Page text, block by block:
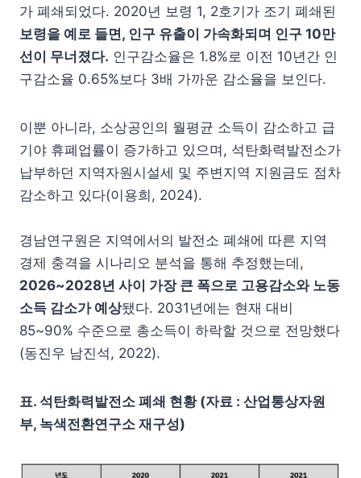
가 폐쇄되었다. 2020년 보령 1, 2호기가 조기 폐쇄된
보령을 예로 들면, 인구 유출이 가속화되며 인구 10만
선이 무너졌다. 인구감소율은 1.8%로 이전 10년간 인
구감소율 0.65%보다 3배 가까운 감소율을 보인다.
이뿐 아니라, 소상공인의 월평균 소득이 감소하고 급
기야 휴폐업률이 증가하고 있으며, 석탄화력발전소가
납부하던 지역자원시설세 및 주변지역 지원금도 점차
감소하고 있다(이용희, 2024).
경남연구원은 지역에서의 발전소 폐쇄에 따른 지역
경제 충격을 시나리오 분석을 통해 추정했는데,
2026~2028년 사이 가장 큰 폭으로 고용감소와 노동
소득 감소가 예상됐다. 2031년에는 현재 대비
85~90% 수준으로 총소득이 하락할 것으로 전망했다
(동진우 남진석, 2022).
표. 석탄화력발전소 폐쇄 현황 (자료 : 산업통상자원
부, 녹색전환연구소 재구성)